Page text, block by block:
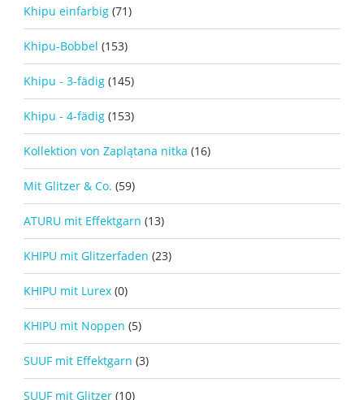
Khipu einfarbig (71)
Khipu-Bobbel (153)
Khipu - 3-fädig (145)
Khipu - 4-fädig (153)
Kollektion von Zaplątana nitka (16)
Mit Glitzer & Co. (59)
ATURU mit Effektgarn (13)
KHIPU mit Glitzerfaden (23)
KHIPU mit Lurex (0)
KHIPU mit Noppen (5)
SUUF mit Effektgarn (3)
SUUF mit Glitzer (10)